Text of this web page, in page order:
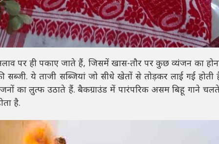
पर ही पकाए जाते हैं, जिसमें खास-तौर पर कुछ व्यंजन का
सब्जी. ये ताजी सब्जियां जो सीधे खेतों से तोड़कर लाई गई होती
का लुत्फ उठाते हैं. बैकग्राउंड में पारंपरिक असम बिहू गाने
है.